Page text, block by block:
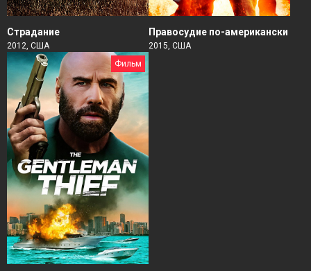
Страдание
2012, США
Правосудие по-американски
2015, США
Фильм